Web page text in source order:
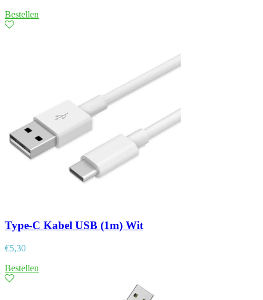
Bestellen
Type-C Kabel USB (1m) Wit
€5,30
Bestellen